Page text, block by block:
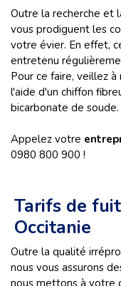
Outre la recherche et
vous prodiguent les
votre évier. En effet,
entretenu
Pour ce faire, veillez
l'aide d'un chiffon
bicarbonate de soude.
Appelez votre
0980 800 900 !
Tarifs de
Occitanie
Outre la qualité
nous vous assurons
nous mettons à votre